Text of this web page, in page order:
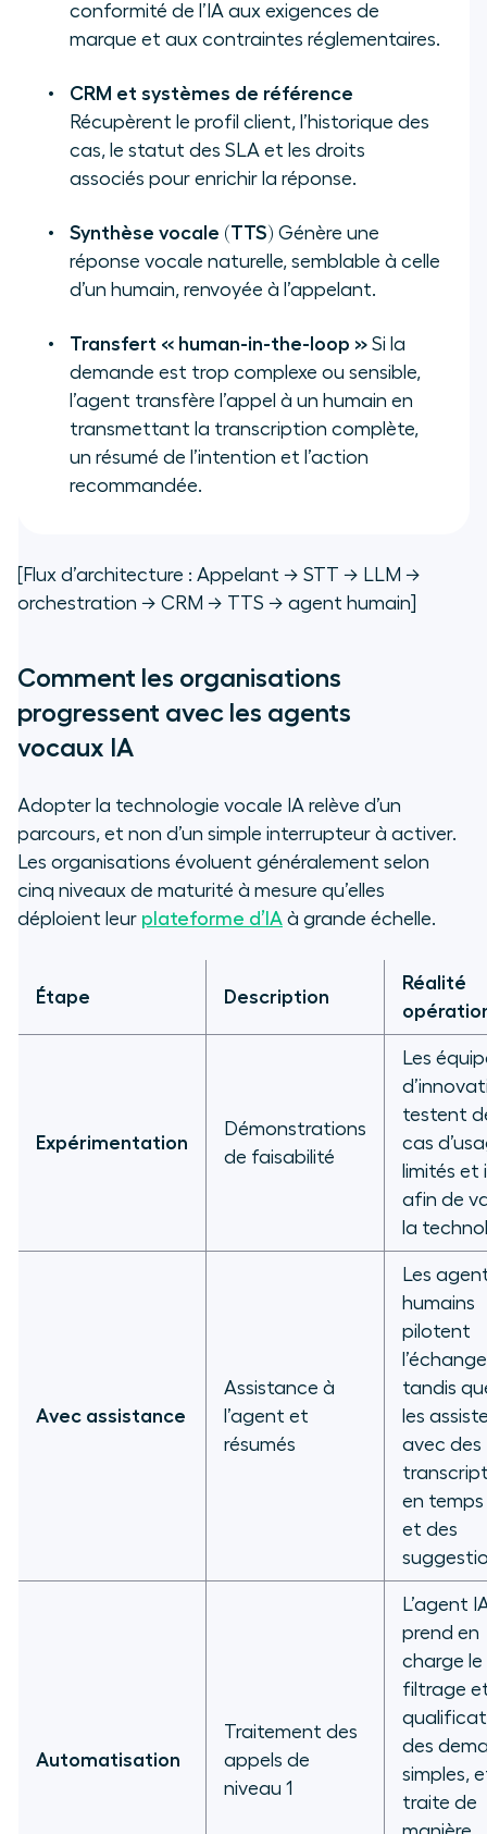
conformité de l’IA aux exigences de
marque et aux contraintes réglementaires.
CRM et systèmes de référence
Récupèrent le profil client, l’historique des
cas, le statut des SLA et les droits
associés pour enrichir la réponse.
Synthèse vocale (TTS) Génère une
réponse vocale naturelle, semblable à celle
d’un humain, renvoyée à l’appelant.
Transfert « human-in-the-loop » Si la
demande est trop complexe ou sensible,
l’agent transfère l’appel à un humain en
transmettant la transcription complète,
un résumé de l’intention et l’action
recommandée.
[Flux d’architecture : Appelant → STT → LLM →
orchestration → CRM → TTS → agent humain]
Comment les organisations
progressent avec les agents
vocaux IA
Adopter la technologie vocale IA relève d’un
parcours, et non d’un simple interrupteur à activer.
Les organisations évoluent généralement selon
cinq niveaux de maturité à mesure qu’elles
déploient leur plateforme d’IA à grande échelle.
Étape Description
Réalité
Expérimentation
Démonstrations
de faisabilité
Les
testent
cas
limités et
afin de
la
Avec assistance
Assistance à
l’agent et
résumés
Les
humains
pilotent
tandis
les
avec des
en temps
et des
Automatisation
Traitement des
appels de
niveau 1
L’agent
prend en
charge le
filtrage
des
simples,
traite de